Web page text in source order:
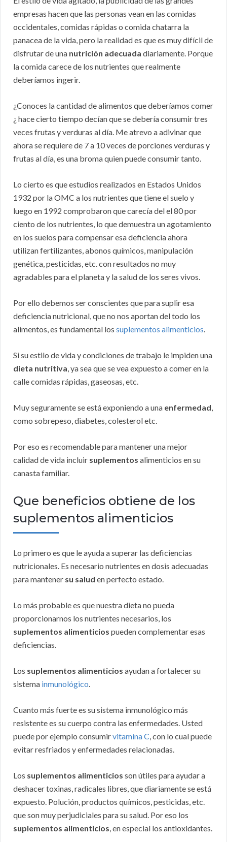
empresas hacen que las personas vean en las comidas
occidentales, comidas rápidas o comida chatarra la
panacea de la vida, pero la realidad es que es muy difícil de
disfrutar de una nutrición adecuada diariamente. Porque
la comida carece de los nutrientes que realmente
deberíamos ingerir.
¿Conoces la cantidad de alimentos que deberíamos comer
¿ hace cierto tiempo decían que se debería consumir tres
veces frutas y verduras al día. Me atrevo a adivinar que
ahora se requiere de 7 a 10 veces de porciones verduras y
frutas al día, es una broma quien puede consumir tanto.
Lo cierto es que estudios realizados en Estados Unidos
1932 por la OMC a los nutrientes que tiene el suelo y
luego en 1992 comprobaron que carecía del el 80 por
ciento de los nutrientes, lo que demuestra un agotamiento
en los suelos para compensar esa deficiencia ahora
utilizan fertilizantes, abonos químicos, manipulación
genética, pesticidas, etc. con resultados no muy
agradables para el planeta y la salud de los seres vivos.
Por ello debemos ser conscientes que para suplir esa
deficiencia nutricional, que no nos aportan del todo los
alimentos, es fundamental los suplementos alimenticios.
Si su estilo de vida y condiciones de trabajo le impiden una
dieta nutritiva, ya sea que se vea expuesto a comer en la
calle comidas rápidas, gaseosas, etc.
Muy seguramente se está exponiendo a una enfermedad,
como sobrepeso, diabetes, colesterol etc.
Por eso es recomendable para mantener una mejor
calidad de vida incluir suplementos alimenticios en su
canasta familiar.
Que beneficios obtiene de los
suplementos alimenticios
Lo primero es que le ayuda a superar las deficiencias
nutricionales. Es necesario nutrientes en dosis adecuadas
para mantener su salud en perfecto estado.
Lo más probable es que nuestra dieta no pueda
proporcionarnos los nutrientes necesarios, los
suplementos alimenticios pueden complementar esas
deficiencias.
Los suplementos alimenticios ayudan a fortalecer su
sistema inmunológico.
Cuanto más fuerte es su sistema inmunológico más
resistente es su cuerpo contra las enfermedades. Usted
puede por ejemplo consumirvitamina C, con lo cual puede
evitar resfriados y enfermedades relacionadas.
Los suplementos alimenticios son útiles para ayudar a
deshacer toxinas, radicales libres, que diariamente se está
expuesto. Polución, productos químicos, pesticidas, etc.
que son muy perjudiciales para su salud. Por eso los
suplementos alimenticios, en especial los antioxidantes.